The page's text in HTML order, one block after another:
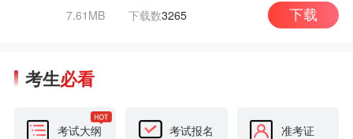
7.61MB 下载数3265 下载
考生必看
考试大纲 考试报名 准考证